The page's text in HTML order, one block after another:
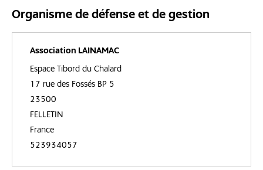
Organisme de défense et de gestion
Association LAINAMAC
Espace Tibord du Chalard
17 rue des Fossés BP 5
23500
FELLETIN
France
523934057